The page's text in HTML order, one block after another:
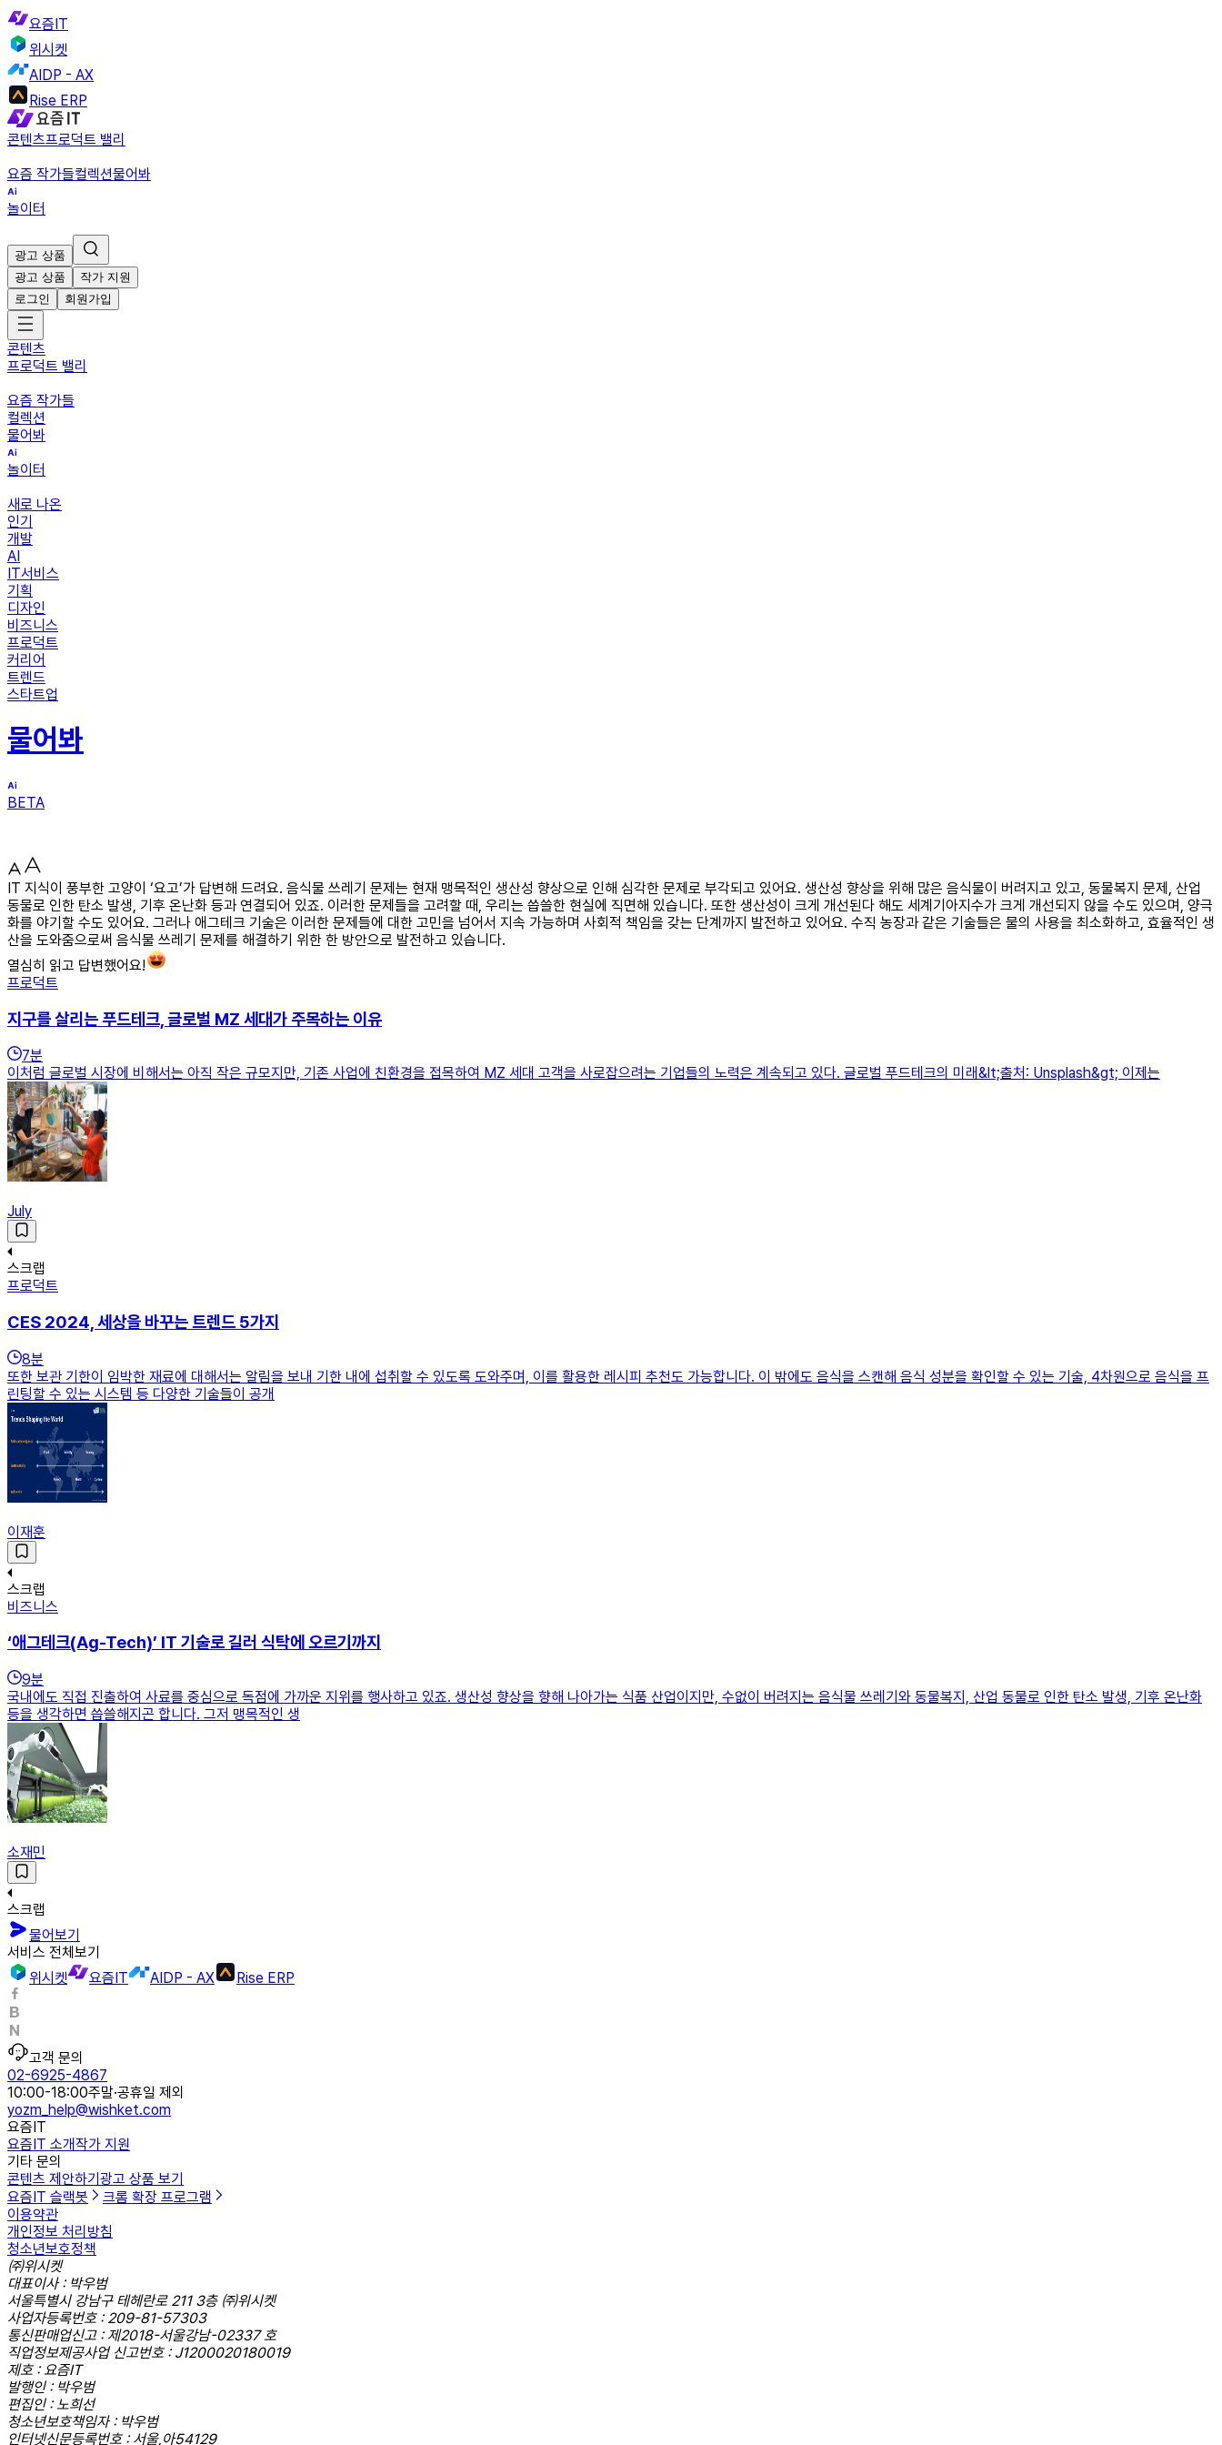
요즘IT
위시켓
AIDP - AX
Rise ERP
콘텐츠프로덕트 밸리
요즘 작가들컬렉션물어봐
놀이터
광고 상품
광고 상품
작가 지원
로그인
회원가입
콘텐츠
프로덕트 밸리
요즘 작가들
컬렉션
물어봐
놀이터
새로 나온
인기
개발
AI
IT서비스
기획
디자인
비즈니스
프로덕트
커리어
트렌드
스타트업
물어봐
BETA
IT 지식이 풍부한 고양이 ‘요고’가 답변해 드려요. 음식물 쓰레기 문제는 현재 맹목적인 생산성 향상으로 인해 심각한 문제로 부각되고 있어요. 생산성 향상을 위해 많은 음식물이 버려지고 있고, 동물복지 문제, 산업
동물로 인한 탄소 발생, 기후 온난화 등과 연결되어 있죠. 이러한 문제들을 고려할 때, 우리는 씁쓸한 현실에 직면해 있습니다. 또한 생산성이 크게 개선된다 해도 세계기아지수가 크게 개선되지 않을 수도 있으며, 양극
화를 야기할 수도 있어요. 그러나 애그테크 기술은 이러한 문제들에 대한 고민을 넘어서 지속 가능하며 사회적 책임을 갖는 단계까지 발전하고 있어요. 수직 농장과 같은 기술들은 물의 사용을 최소화하고, 효율적인 생
산을 도와줌으로써 음식물 쓰레기 문제를 해결하기 위한 한 방안으로 발전하고 있습니다.
열심히 읽고 답변했어요!
프로덕트
지구를 살리는 푸드테크, 글로벌 MZ 세대가 주목하는 이유
7분
이처럼 글로벌 시장에 비해서는 아직 작은 규모지만, 기존 사업에 친환경을 접목하여 MZ 세대 고객을 사로잡으려는 기업들의 노력은 계속되고 있다. 글로벌 푸드테크의 미래&lt;출처: Unsplash&gt; 이제는
July
스크랩
프로덕트
CES 2024, 세상을 바꾸는 트렌드 5가지
8분
또한 보관 기한이 임박한 재료에 대해서는 알림을 보내 기한 내에 섭취할 수 있도록 도와주며, 이를 활용한 레시피 추천도 가능합니다. 이 밖에도 음식을 스캔해 음식 성분을 확인할 수 있는 기술, 4차원으로 음식을 프
린팅할 수 있는 시스템 등 다양한 기술들이 공개
이재훈
스크랩
비즈니스
‘애그테크(Ag-Tech)’ IT 기술로 길러 식탁에 오르기까지
9분
국내에도 직접 진출하여 사료를 중심으로 독점에 가까운 지위를 행사하고 있죠. 생산성 향상을 향해 나아가는 식품 산업이지만, 수없이 버려지는 음식물 쓰레기와 동물복지, 산업 동물로 인한 탄소 발생, 기후 온난화
등을 생각하면 씁쓸해지곤 합니다. 그저 맹목적인 생
소재민
스크랩
물어보기
서비스 전체보기
위시켓
요즘IT AIDP - AX Rise ERP
고객 문의
02-6925-4867
10:00-18:00주말·공휴일 제외
yozm_help@wishket.com
요즘IT
요즘IT 소개작가 지원
기타 문의
콘텐츠 제안하기 광고 상품 보기
요즘IT 슬랙봇
크롬 확장 프로그램
이용약관
개인정보 처리방침
청소년보호정책
㈜위시켓
대표이사 : 박우범
서울특별시 강남구 테헤란로 211 3층 ㈜위시켓
사업자등록번호 : 209-81-57303
통신판매업신고 : 제2018-서울강남-02337 호
직업정보제공사업 신고번호 : J1200020180019
제호 : 요즘IT
발행인 : 박우범
편집인 : 노희선
청소년보호책임자 : 박우범
인터넷신문등록번호 : 서울,아54129